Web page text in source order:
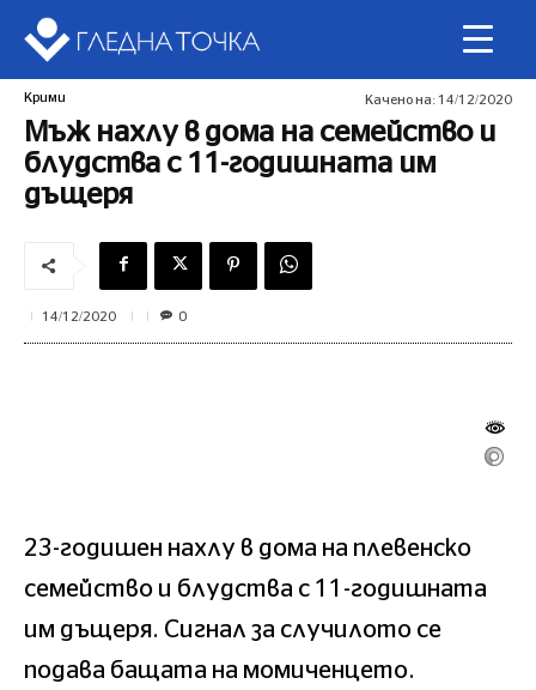
Крими Качено на: 14/12/2020
Мъж нахлу в дома на семейство и
блудства с 11-годишната им
дъщеря
14/12/2020 0
23-годишен нахлу в дома на плевенско
семейство и блудства с 11-годишната
им дъщеря. Сигнал за случилото се
подава бащата на момиченцето.